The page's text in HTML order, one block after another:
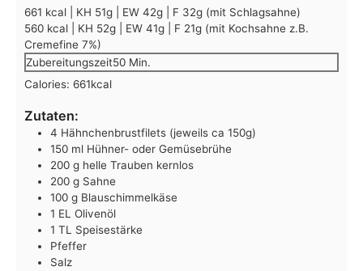
661 kcal | KH 51g | EW 42g | F 32g (mit Schlagsahne)
560 kcal | KH 52g | EW 41g | F 21g (mit Kochsahne z.B.
Cremefine 7%)
Zubereitungszeit50Minuten
Min.
Calories: 661kcal
Zutaten:
4 Hähnchenbrustfilets (jeweils ca 150g)
150 ml Hühner- oder Gemüsebrühe
200 g helle Trauben kernlos
200 g Sahne
100 g Blauschimmelkäse
1 EL Olivenöl
1 TL Speisestärke
Pfeffer
Salz